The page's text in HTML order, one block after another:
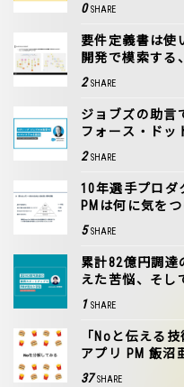
0 SHARE
要件定義書は使
開発で模索する
2 SHARE
ジョブズの助言
フォース・ドッ
2 SHARE
10年選手プロダ
PMは何に気を
5 SHARE
累計82億円調達
えた苦悩、そし
1 SHARE
「Noと伝える
アプリ PM 飯沼
37 SHARE